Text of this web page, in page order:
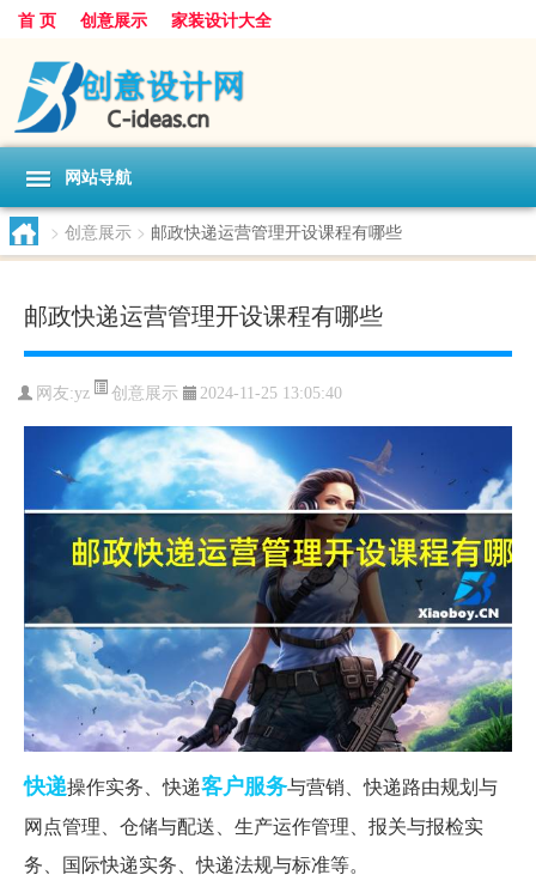
首 页 创意展示 家装设计大全
网站导航
> 创意展示 > 邮政快递运营管理开设课程有哪些
邮政快递运营管理开设课程有哪些
网友:yz 创意展示 2024-11-25 13:05:40
快递操作实务、快递客户服务与营销、快递路由规划与
网点管理、仓储与配送、生产运作管理、报关与报检实
务、国际快递实务、快递法规与标准等。